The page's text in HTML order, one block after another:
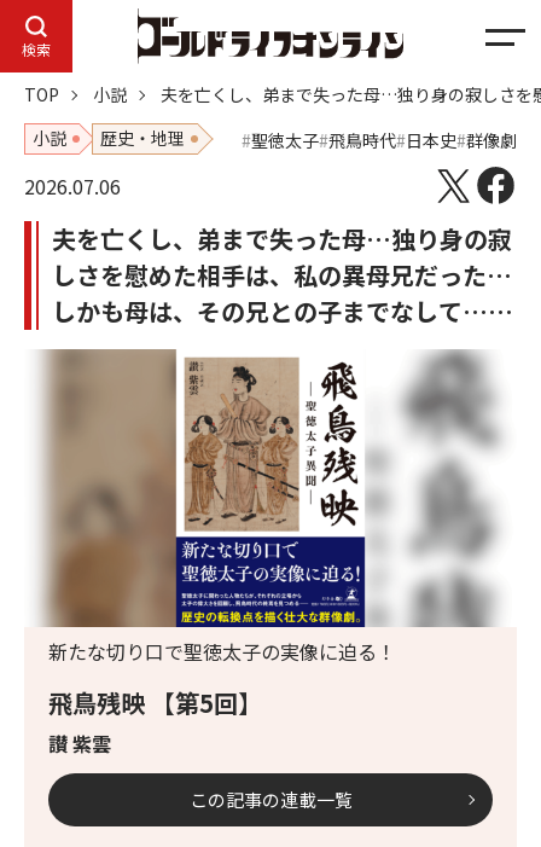
検索
メ
ニ
ュ
ー
TOP 小説
夫を亡くし、弟まで失った母…独り身の寂しさ
小説
歴史・地理 聖徳太子 飛鳥時代 日本史 群像劇
2026.07.06
夫を亡くし、弟まで失った母…独り身の寂
しさを慰めた相手は、私の異母兄だった…
しかも母は、その兄との子までなして……
飛鳥残映 【第5回】
讃 紫雲
新たな切り口で聖徳太子の実像に迫る！
この記事の連載一覧